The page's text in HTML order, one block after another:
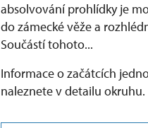
absolvování prohlídky je
do zámecké věže a
Součástí tohoto...
Informace o začátcích
naleznete v detailu okruhu.